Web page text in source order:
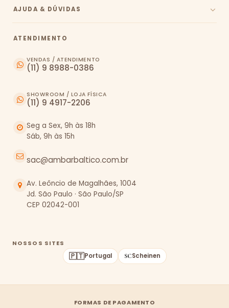
AJUDA & DÚVIDAS
ATENDIMENTO
VENDAS / ATENDIMENTO
(11) 9 8988-0386
SHOWROOM / LOJA FÍSICA
(11) 9 4917-2206
Seg a Sex, 9h às 18h
Sáb, 9h às 15h
sac@ambarbaltico.com.br
Av. Leôncio de Magalhães, 1004
Jd. São Paulo · São Paulo/SP
CEP 02042-001
NOSSOS SITES
🇵🇹Portugal Scheinen
FORMAS DE PAGAMENTO